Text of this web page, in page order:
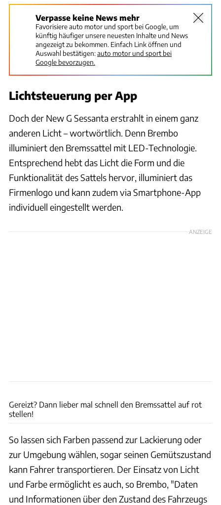
Verpasse keine News mehr
Favorisiere auto motor und sport bei Google, um
künftig häufiger unsere neuesten Inhalte und News
angezeigt zu bekommen. Einfach Link öffnen und
Auswahl bestätigen:auto motor und sport bei
Google bevorzugen.
Lichtsteuerung per App
Doch der New G Sessanta erstrahlt in einem ganz
anderen Licht – wortwörtlich. Denn Brembo
illuminiert den Bremssattel mit LED-Technologie.
Entsprechend hebt das Licht die Form und die
Funktionalität des Sattels hervor, illuminiert das
Firmenlogo und kann zudem via Smartphone-App
individuell eingestellt werden.
ANZEIGE
Gereizt? Dann lieber mal schnell den Bremssattel auf rot
stellen!
So lassen sich Farben passend zur Lackierung oder
zur Umgebung wählen, sogar seinen Gemütszustand
kann Fahrer transportieren. Der Einsatz von Licht
und Farbe ermöglicht es auch, so Brembo, "Daten
und Informationen über den Zustand des Fahrzeugs